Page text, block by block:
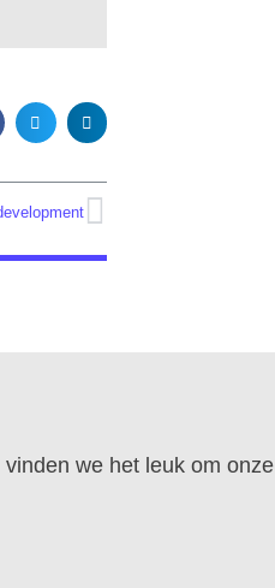
we het leuk om onze